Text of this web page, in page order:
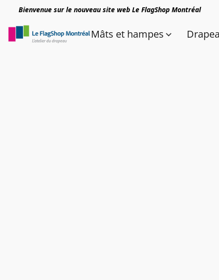
Bienvenue sur le nouveau site web Le FlagShop Montréal
Mâts et hampes